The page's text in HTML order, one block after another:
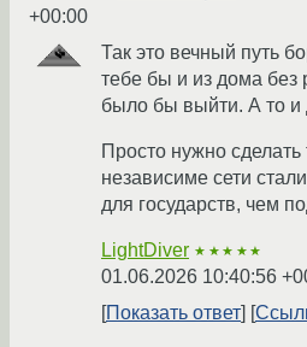
+00:00
Так это вечный путь
тебе бы и из дома без
было бы выйти. А то и
Просто нужно сделать
независиме сети
для государств, чем
LightDiver ★★★★★
01.06.2026 10:40:56
Показать ответ